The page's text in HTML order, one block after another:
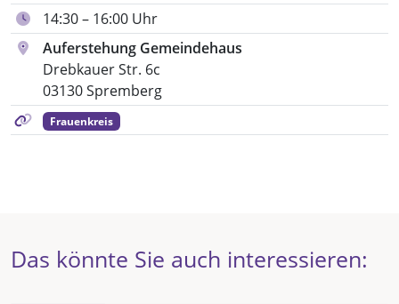
14:30 – 16:00 Uhr
Auferstehung Gemeindehaus
Drebkauer Str. 6c
03130 Spremberg
Frauenkreis
Das könnte Sie auch interessieren: